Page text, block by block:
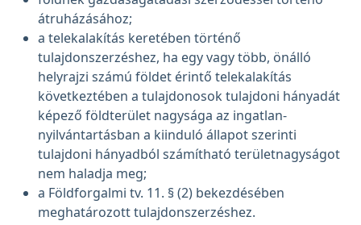
átruházásához;
a telekalakítás keretében történő
tulajdonszerzéshez, ha egy vagy több, önálló
helyrajzi számú földet érintő telekalakítás
következtében a tulajdonosok tulajdoni hányadát
képező földterület nagysága az ingatlan-
nyilvántartásban a kiinduló állapot szerinti
tulajdoni hányadból számítható területnagyságot
nem haladja meg;
a Földforgalmi tv. 11. § (2) bekezdésében
meghatározott tulajdonszerzéshez.